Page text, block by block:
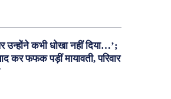
उन्होंने कभी धोखा नहीं दिया…’;
कर फफक पड़ीं मायावती, परिवार